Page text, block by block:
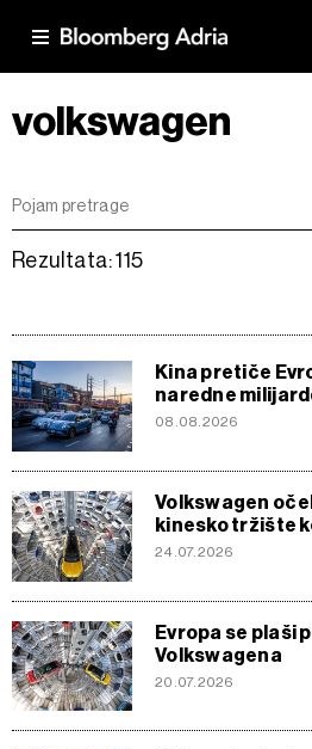
volkswagen
Rezultata: 115
Kina pretiče
naredne
08.08.2026
Volkswagen
kinesko tržište
24.07.2026
Evropa se plaši
Volkswagena
20.07.2026